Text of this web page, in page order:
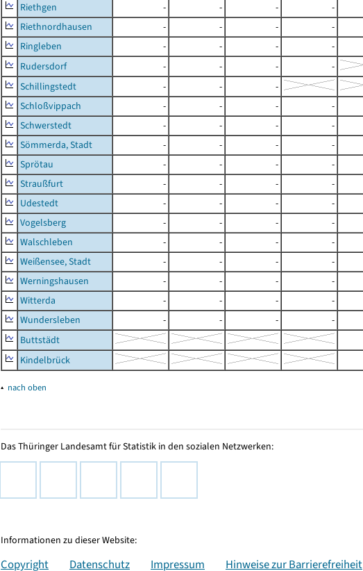
Riethgen
- - - -
Riethnordhausen
- - - -
Ringleben
- - - -
Rudersdorf
- - -
-
Schillingstedt
- -
-
Schloßvippach
- - - -
Schwerstedt
- - - -
Sömmerda, Stadt
- - - -
Sprötau
- - - -
Straußfurt
- - - -
Udestedt
- - - -
Vogelsberg
- - - -
Walschleben
- - - -
Weißensee, Stadt
- - - -
Werningshausen
- - - -
Witterda
- - - -
Wundersleben
- - - -
Buttstädt
Kindelbrück
▴ nach oben
Das Thüringer Landesamt für Statistik in den sozialen Netzwerken:
Informationen zu dieser Website:
Copyright Datenschutz Impressum Hinweise zur Barrierefreiheit